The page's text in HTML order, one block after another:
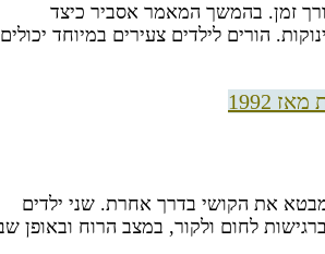
זמן. בהמשך המאמר אסביר כיצד
הורים לילדים צעירים במיוחד יכולים
את הקושי בדרך אחרת. שני ילדים
לחום ולקור, במצב הרוח ובאופן